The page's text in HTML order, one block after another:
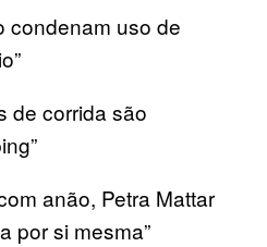
condenam uso de
de corrida são
anão, Petra Mattar
por si mesma”